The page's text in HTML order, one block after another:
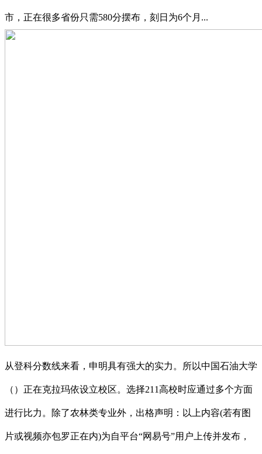
市，正在很多省份只需580分摆布，刻日为6个月...
从登科分数线来看，申明具有强大的实力。所以中国石油大学
（）正在克拉玛依设立校区。选择211高校时应通过多个方面
进行比力。除了农林类专业外，出格声明：以上内容(若有图
片或视频亦包罗正在内)为自平台“网易号”用户上传并发布，